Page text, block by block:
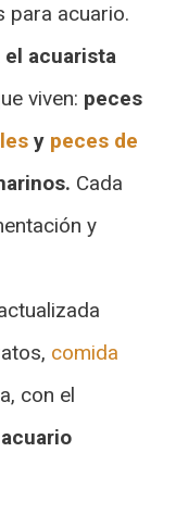
para acuario.
acuarista
viven: peces
y peces de
Cada
y
comida
con el
acuario